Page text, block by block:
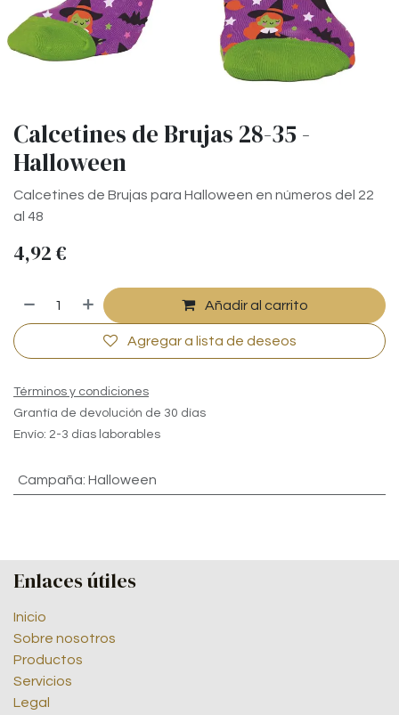
Calcetines de Brujas 28-35 -
Halloween
Calcetines de Brujas para Halloween en números del 22
al 48
4,92 €
Añadir al carrito
Agregar a lista de deseos
Términos y condiciones
Grantía de devolución de 30 días
Envío: 2-3 días laborables
Campaña: Halloween
Enlaces útiles
Inicio
Sobre nosotros
Productos
Servicios
Legal